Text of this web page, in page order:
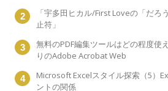
「宇多田ヒカル/First Loveの「だろ
止符」
無料のPDF編集ツールはどの程度
りのAdobe Acrobat Web
Microsoft Excelスタイル探索（5）
ントの関係